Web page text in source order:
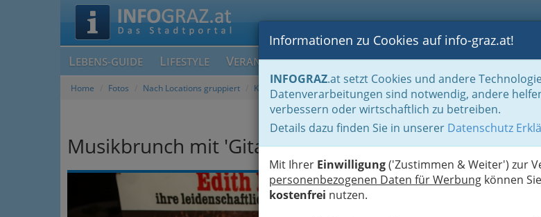
LEBENS-GUIDE LIFESTYLE VERANSTALTUNGEN BLOGS FOTOS GASTRONOMIE
Informationen zu Cookies auf info-graz.at!
INFOGRAZ.at setzt Cookies und andere
Datenverarbeitungen sind notwendig, andere
verbessern oder wirtschaftlich zu betreiben.
Details dazu finden Sie in unserer Datenschutz
Mit Ihrer Einwilligung('Zustimmen & Weiter') zur
personenbezogenen Daten für Werbung können
kostenfrei nutzen.
Home Fotos Nach Locations gruppiert Kulturwerkstatt
Musikbrunch mit 'GitanEsprit'
Previous